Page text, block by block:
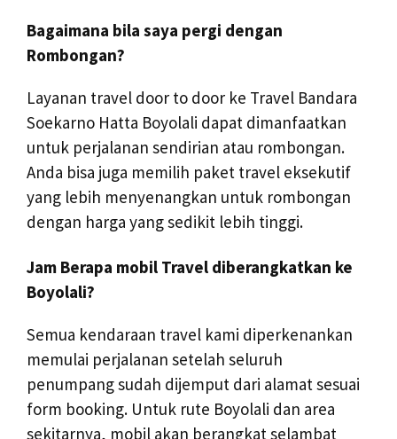
Bagaimana bila saya pergi dengan
Rombongan?
Layanan travel door to door ke Travel Bandara
Soekarno Hatta Boyolali dapat dimanfaatkan
untuk perjalanan sendirian atau rombongan.
Anda bisa juga memilih paket travel eksekutif
yang lebih menyenangkan untuk rombongan
dengan harga yang sedikit lebih tinggi.
Jam Berapa mobil Travel diberangkatkan ke
Boyolali?
Semua kendaraan travel kami diperkenankan
memulai perjalanan setelah seluruh
penumpang sudah dijemput dari alamat sesuai
form booking. Untuk rute Boyolali dan area
sekitarnya, mobil akan berangkat selambat